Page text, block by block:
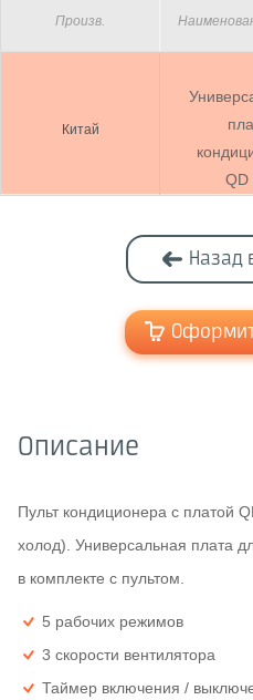
Произв.
Китай
QD
Назад
Описание
Пульт кондиционера с платой
холод). Универсальная плата
в комплекте с пультом.
5 рабочих режимов
3 скорости вентилятора
Таймер включения /